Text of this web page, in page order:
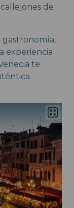
de
gastronomía,
experiencia
te